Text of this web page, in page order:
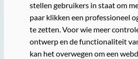
stellen gebruikers in staat om
paar klikken een professioneel
te zetten. Voor wie meer
ontwerp en de functionaliteit
kan het overwegen om een